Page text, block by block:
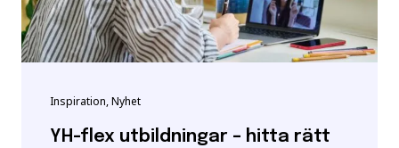
Inspiration, Nyhet
YH-flex utbildningar – hitta rätt